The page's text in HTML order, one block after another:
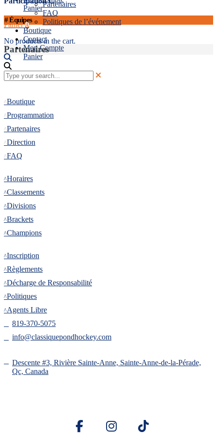
Panier
Panier 0
No products in the cart.
Partenaires
FAQ
Politiques de l’événement
Boutique
Contact
Mon Compte
Panier
#Équipes
Partenaires
Boutique
Programmation
Partenaires
Direction
FAQ
Horaires
Classements
Divisions
Brackets
Champions
Inscription
Règlements
Décharge de Responsabilité
Politiques
Agents Libre
819-370-5075
info@classiquepondhockey.com
Descente #3, Rivière Sainte-Anne, Sainte-Anne-de-la-Pérade,
Qc, Canada